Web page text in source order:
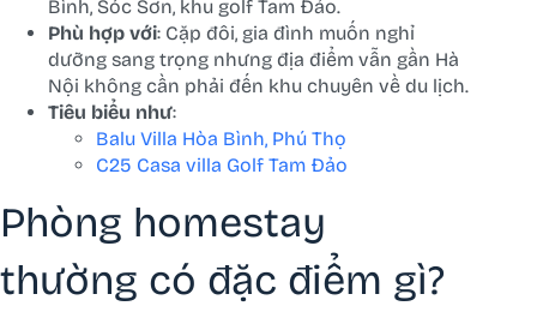
Bình, Sóc Sơn, khu golf Tam Đảo.
Phù hợp với: Cặp đôi, gia đình muốn nghỉ
dưỡng sang trọng nhưng địa điểm vẫn gần Hà
Nội không cần phải đến khu chuyên về du lịch.
Tiêu biểu như:
Balu Villa Hòa Bình, Phú Thọ
C25 Casa villa Golf Tam Đảo
Phòng homestay
thường có đặc điểm gì?